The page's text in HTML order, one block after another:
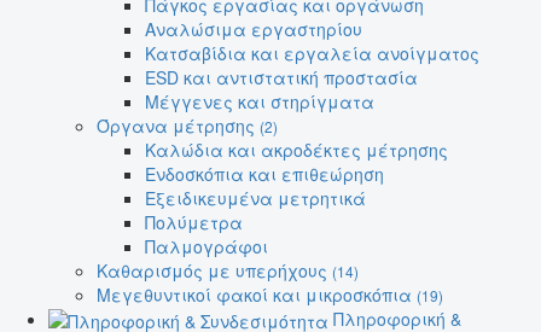
Αναλώσιμα εργαστηρίου
Κατσαβίδια και εργαλεία ανοίγματος
ESD και αντιστατική προστασία
Μέγγενες και στηρίγματα
Όργανα μέτρησης (2)
Καλώδια και ακροδέκτες μέτρησης
Ενδοσκόπια και επιθεώρηση
Εξειδικευμένα μετρητικά
Πολύμετρα
Παλμογράφοι
Καθαρισμός με υπερήχους (14)
Μεγεθυντικοί φακοί και μικροσκόπια (19)
Πληροφορική &